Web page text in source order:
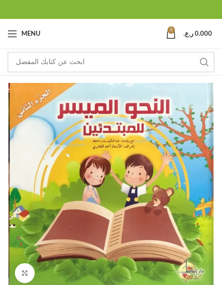
MENU
0
0.000 ر.ع.
Click to enlarge